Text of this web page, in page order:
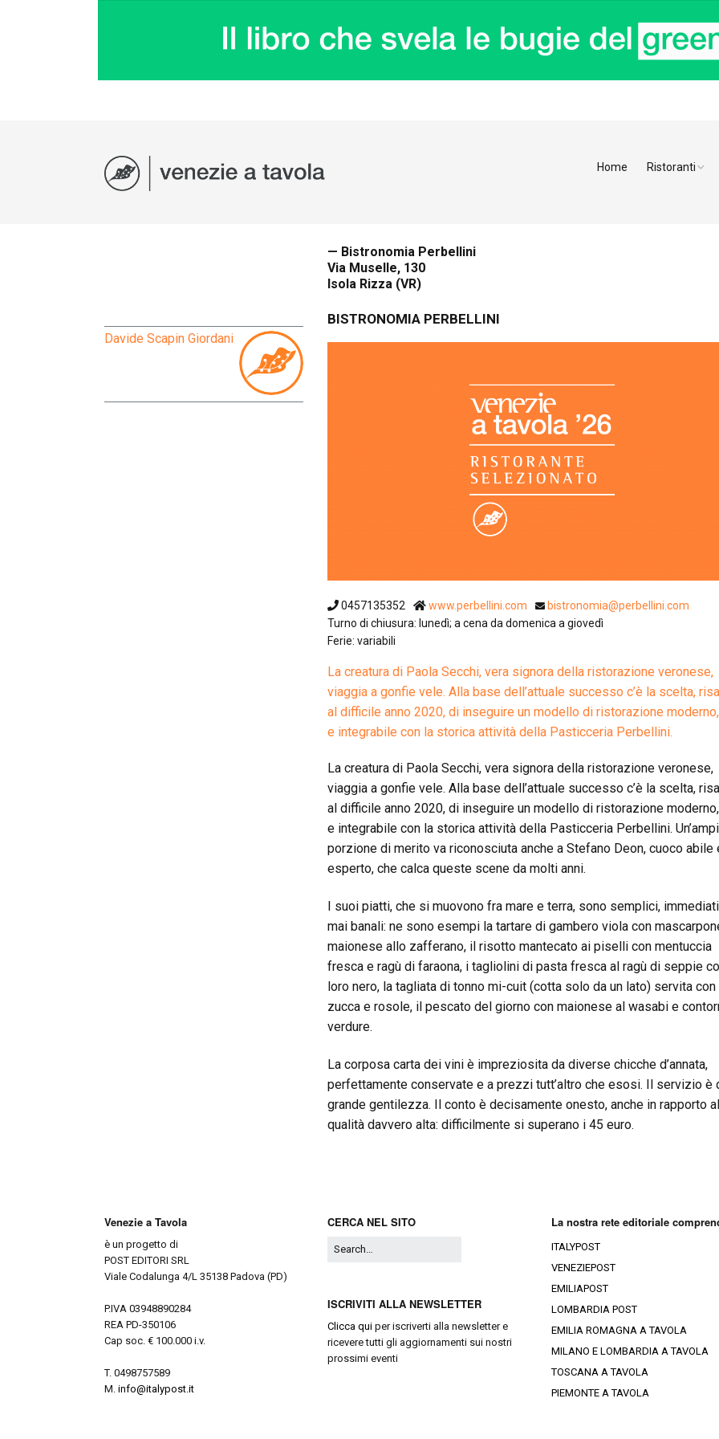
Home Ristoranti
Davide Scapin Giordani
— Bistronomia Perbellini
Via Muselle, 130
Isola Rizza (VR)
BISTRONOMIA PERBELLINI
0457135352 www.perbellini.com
bistronomia@perbellini.com
Turno di chiusura: lunedì; a cena da domenica a giovedì
Ferie: variabili
La creatura di Paola Secchi, vera signora della ristorazione veronese,
viaggia a gonfie vele. Alla base dell’attuale successo c’è la scelta,
al difficile anno 2020, di inseguire un modello di ristorazione
e integrabile con la storica attività della Pasticceria Perbellini.
La creatura di Paola Secchi, vera signora della ristorazione veronese,
viaggia a gonfie vele. Alla base dell’attuale successo c’è la scelta,
al difficile anno 2020, di inseguire un modello di ristorazione
e integrabile con la storica attività della Pasticceria Perbellini.
porzione di merito va riconosciuta anche a Stefano Deon, cuoco abile
esperto, che calca queste scene da molti anni.
I suoi piatti, che si muovono fra mare e terra, sono semplici,
mai banali: ne sono esempi la tartare di gambero viola con
maionese allo zafferano, il risotto mantecato ai piselli con mentuccia
fresca e ragù di faraona, i tagliolini di pasta fresca al ragù di seppie
loro nero, la tagliata di tonno mi-cuit (cotta solo da un lato) servita con
zucca e rosole, il pescato del giorno con maionese al wasabi e
verdure.
La corposa carta dei vini è impreziosita da diverse chicche d’annata,
perfettamente conservate e a prezzi tutt’altro che esosi. Il servizio è
grande gentilezza. Il conto è decisamente onesto, anche in rapporto
qualità davvero alta: difficilmente si superano i 45 euro.
Venezie a Tavola
è un progetto di
POST EDITORI SRL
Viale Codalunga 4/L 35138 Padova (PD)
P.IVA 03948890284
REA PD-350106
Cap soc. € 100.000 i.v.
T. 0498757589
M. info@italypost.it
CERCA NEL SITO
ISCRIVITI ALLA NEWSLETTER
Clicca qui per iscriverti alla newsletter e
ricevere tutti gli aggiornamenti sui nostri
prossimi eventi
La nostra rete editoriale
ITALYPOST
VENEZIEPOST
EMILIAPOST
LOMBARDIA POST
EMILIA ROMAGNA A TAVOLA
MILANO E LOMBARDIA A TAVOLA
TOSCANA A TAVOLA
PIEMONTE A TAVOLA